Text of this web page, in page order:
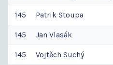
145 Patrik Stoupa
145 Jan Vlasák
145 Vojtěch Suchý